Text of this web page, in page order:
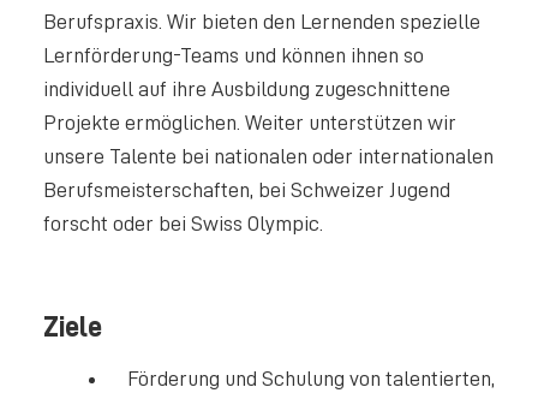
Berufspraxis. Wir bieten den Lernenden spezielle
Lernförderung-Teams und können ihnen so
individuell auf ihre Ausbildung zugeschnittene
Projekte ermöglichen. Weiter unterstützen wir
unsere Talente bei nationalen oder internationalen
Berufsmeisterschaften, bei Schweizer Jugend
forscht oder bei Swiss Olympic.
Ziele
Förderung und Schulung von talentierten,